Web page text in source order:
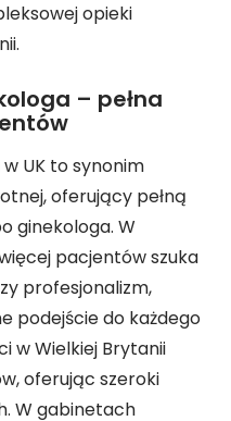
opieki
– pełna
UK to synonim
oferujący pełną
ginekologa. W
pacjentów szuka
profesjonalizm,
podejście do każdego
w Wielkiej Brytanii
oferując szeroki
W gabinetach